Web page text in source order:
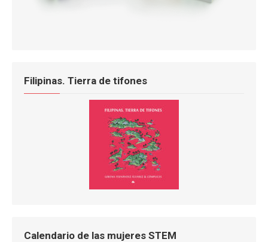
Filipinas. Tierra de tifones
Calendario de las mujeres STEM